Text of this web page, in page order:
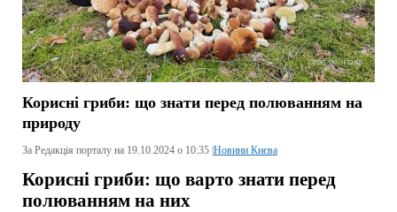
Корисні гриби: що знати перед полюванням на
природу
За Редакція порталу на 19.10.2024 о 10:35 |Новини Києва
Корисні гриби: що варто знати перед
полюванням на них